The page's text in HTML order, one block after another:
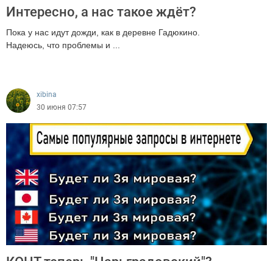
Интересно, а нас такое ждёт?
Пока у нас идут дожди, как в деревне Гадюкино.
Надеюсь, что проблемы и ...
xibina
30 июня 07:57